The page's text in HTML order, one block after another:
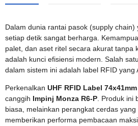
Dalam dunia rantai pasok (supply chain)
setiap detik sangat berharga.
palet, dan aset ritel secara akurat tanpa
adalah kunci efisiensi modern. Salah
dalam sistem ini adalah label RFID yang
Perkenalkan UHF RFID Label 74x41mm
canggih Impinj Monza R6-P . Produk
biasa, melainkan perangkat cerdas
memberikan performa pembacaan